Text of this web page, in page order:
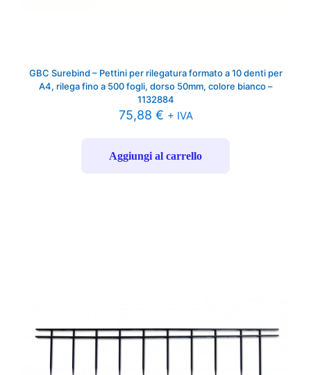
GBC Surebind – Pettini per rilegatura formato a 10 denti per
A4, rilega fino a 500 fogli, dorso 50mm, colore bianco –
1132884
75,88 € + IVA
Aggiungi al carrello